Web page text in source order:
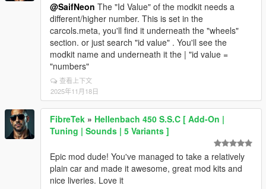
@SaifNeon The "Id Value" of the modkit needs a
different/higher number. This is set in the
carcols.meta, you'll find it underneath the "wheels"
section. or just search "id value" . You'll see the
modkit name and underneath it the | "id value =
"numbers"
查看上下文
2025年11月18日
FibreTek » Hellenbach 450 S.S.C [ Add-On |
Tuning | Sounds | 5 Variants ]
Epic mod dude! You've managed to take a relatively
plain car and made it awesome, great mod kits and
nice liveries. Love it